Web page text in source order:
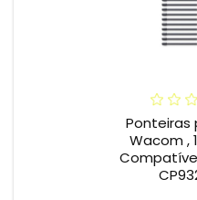
Ponteiras
Wacom ,